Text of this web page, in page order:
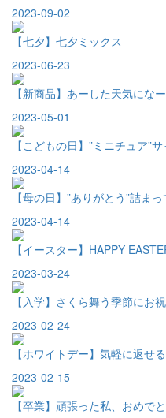
2023-09-02
【七夕】七夕ミックス
2023-06-23
【新商品】あーした天気にな
2023-05-01
【こどもの日】”ミニチュア”
2023-04-14
【母の日】”ありがとう”詰ま
2023-04-14
【イースター】HAPPY
2023-03-24
【入学】さくら舞う季節にお
2023-02-24
【ホワイトデー】気軽に返せ
2023-02-15
【卒業】頑張った私、おめで